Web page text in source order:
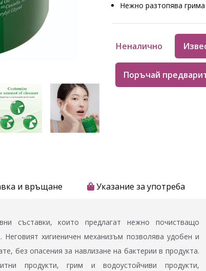
Нежно разтопява
Неналично
Поръчай
и връщане Указание за употреба
съставки, които предлагат нежно почистващо
хигиеничен механизъм позволява удобен и
без опасения за навлизане на бактерии в продукта.
продукти, грим и водоустойчиви продукти,